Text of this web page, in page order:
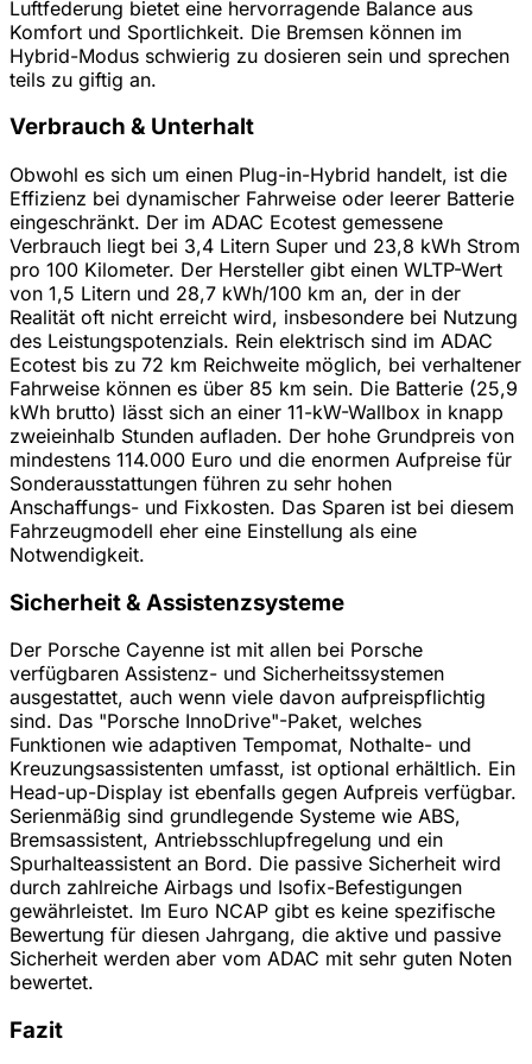
Luftfederung bietet eine hervorragende Balance aus
Komfort und Sportlichkeit. Die Bremsen können im
Hybrid-Modus schwierig zu dosieren sein und sprechen
teils zu giftig an.
Verbrauch & Unterhalt
Obwohl es sich um einen Plug-in-Hybrid handelt, ist die
Effizienz bei dynamischer Fahrweise oder leerer Batterie
eingeschränkt. Der im ADAC Ecotest gemessene
Verbrauch liegt bei 3,4 Litern Super und 23,8 kWh Strom
pro 100 Kilometer. Der Hersteller gibt einen WLTP-Wert
von 1,5 Litern und 28,7 kWh/100 km an, der in der
Realität oft nicht erreicht wird, insbesondere bei Nutzung
des Leistungspotenzials. Rein elektrisch sind im ADAC
Ecotest bis zu 72 km Reichweite möglich, bei verhaltener
Fahrweise können es über 85 km sein. Die Batterie (25,9
kWh brutto) lässt sich an einer 11-kW-Wallbox in knapp
zweieinhalb Stunden aufladen. Der hohe Grundpreis von
mindestens 114.000 Euro und die enormen Aufpreise für
Sonderausstattungen führen zu sehr hohen
Anschaffungs- und Fixkosten. Das Sparen ist bei diesem
Fahrzeugmodell eher eine Einstellung als eine
Notwendigkeit.
Sicherheit & Assistenzsysteme
Der Porsche Cayenne ist mit allen bei Porsche
verfügbaren Assistenz- und Sicherheitssystemen
ausgestattet, auch wenn viele davon aufpreispflichtig
sind. Das "Porsche InnoDrive"-Paket, welches
Funktionen wie adaptiven Tempomat, Nothalte- und
Kreuzungsassistenten umfasst, ist optional erhältlich. Ein
Head-up-Display ist ebenfalls gegen Aufpreis verfügbar.
Serienmäßig sind grundlegende Systeme wie ABS,
Bremsassistent, Antriebsschlupfregelung und ein
Spurhalteassistent an Bord. Die passive Sicherheit wird
durch zahlreiche Airbags und Isofix-Befestigungen
gewährleistet. Im Euro NCAP gibt es keine spezifische
Bewertung für diesen Jahrgang, die aktive und passive
Sicherheit werden aber vom ADAC mit sehr guten Noten
bewertet.
Fazit